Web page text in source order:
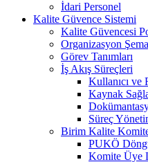
İdari Personel
Kalite Güvence Sistemi
Kalite Güvencesi
Organizasyon
Görev Tanımları
İş Akış Süreçleri
Kullanıcı ve
Kaynak
Süreç
Birim Kalite
PUKÖ
Komite Üye